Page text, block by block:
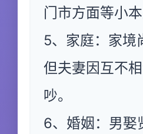
门市方面等小本
5、家庭：家境
但夫妻因互不
吵。
6、婚姻：男娶